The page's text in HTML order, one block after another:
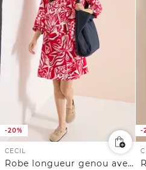
-20%
CECIL
Robe longueur genou avec motif graphique
-